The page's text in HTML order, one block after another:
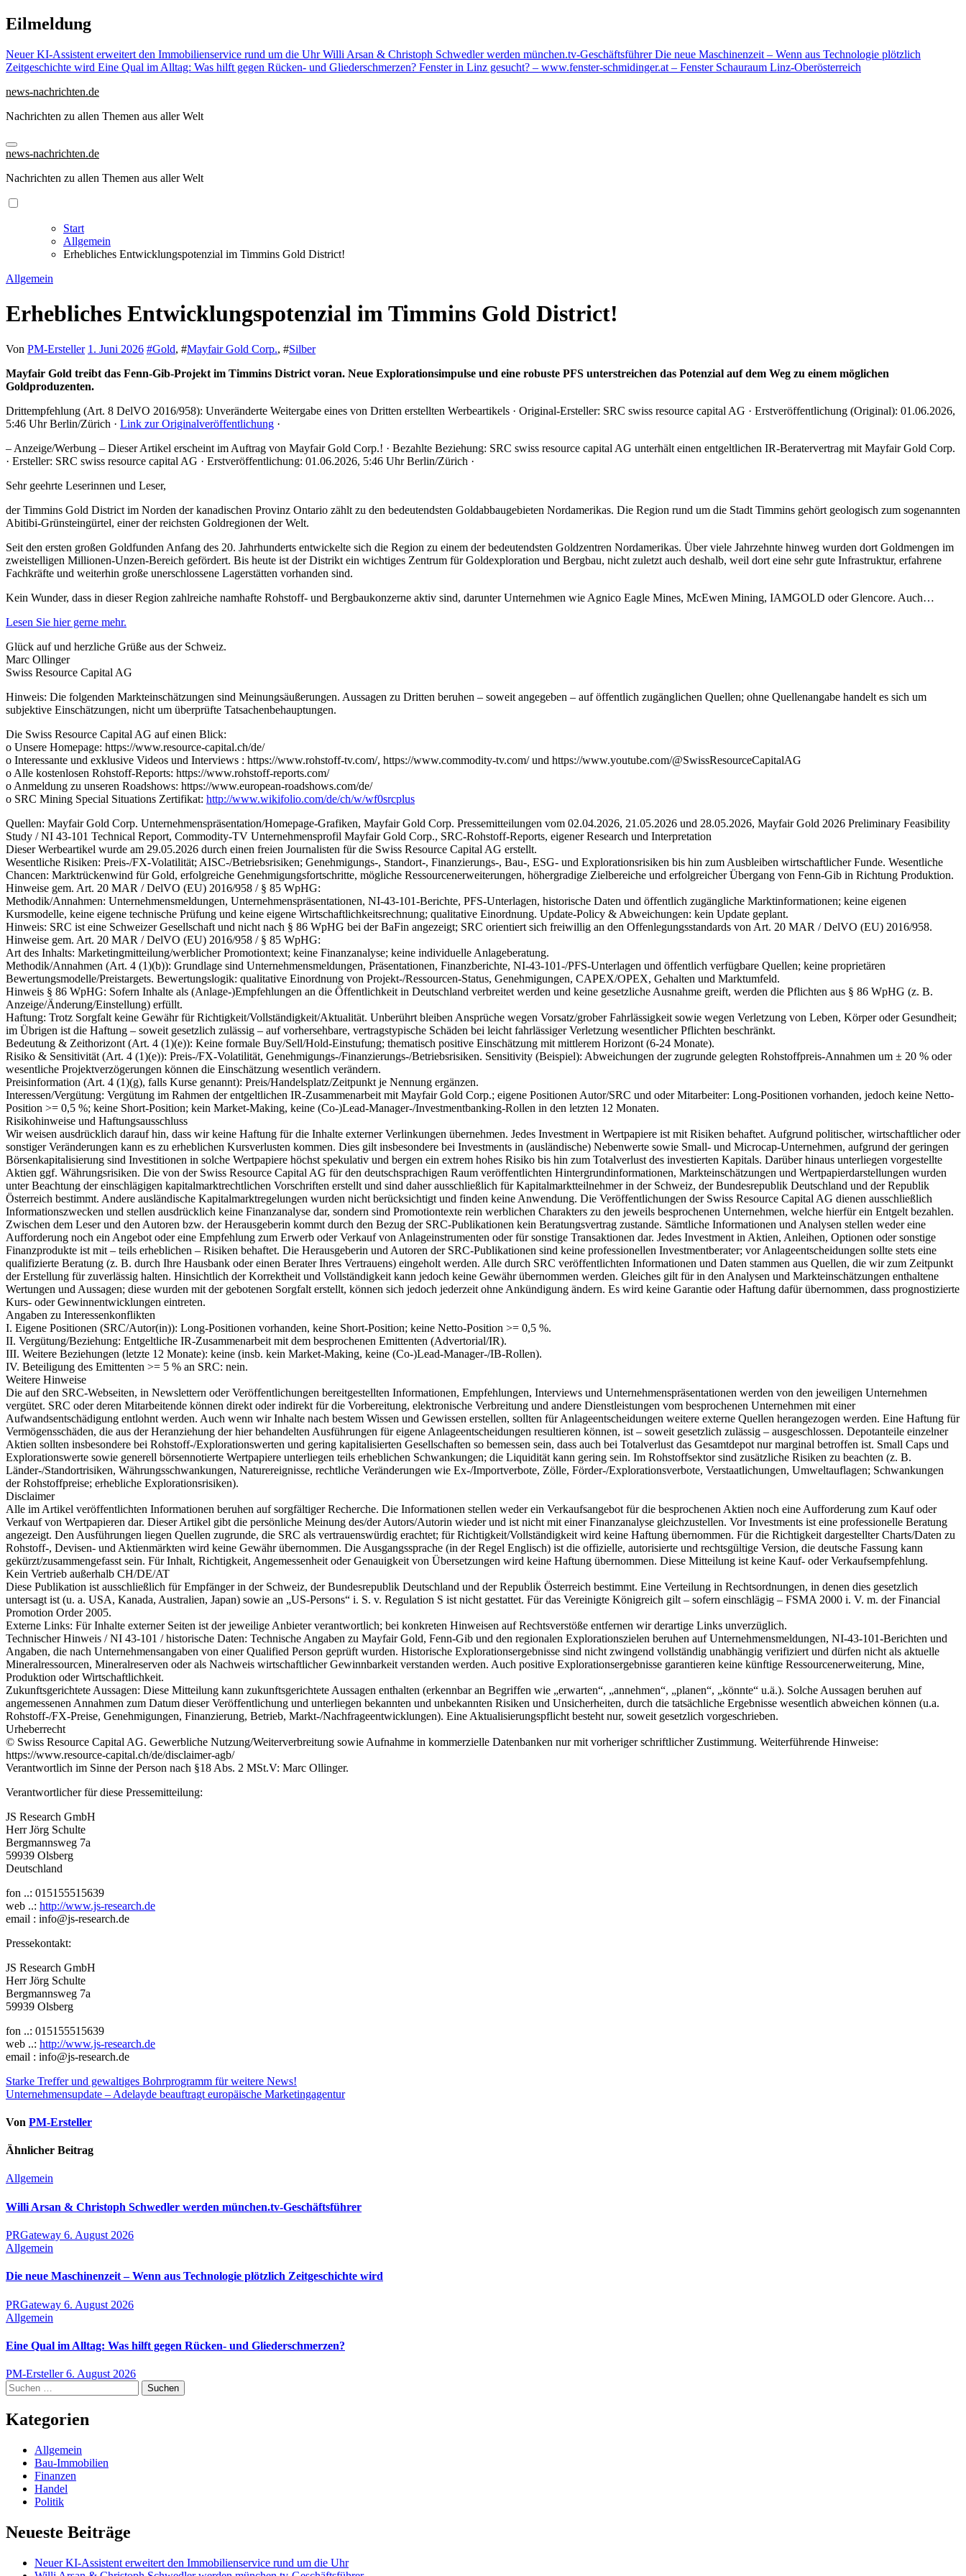
Zu
Inhalten
Eilmeldung
Neuer KI-Assistent erweitert den Immobilienservice rund um die Uhr Willi Arsan & Christoph Schwedler werden münchen.tv-Geschäftsführer Die neue Maschinenzeit – Wenn aus Technologie plötzlich
Zeitgeschichte wird Eine Qual im Alltag: Was hilft gegen Rücken- und Gliederschmerzen? Fenster in Linz gesucht? – www.fenster-schmidinger.at – Fenster Schauraum Linz-Oberösterreich
news-nachrichten.de
Nachrichten zu allen Themen aus aller Welt
news-nachrichten.de
Nachrichten zu allen Themen aus aller Welt
Start
Allgemein
Erhebliches Entwicklungspotenzial im Timmins Gold District!
Allgemein
Erhebliches Entwicklungspotenzial im Timmins Gold District!
Von PM-Ersteller 1. Juni 2026 #Gold, #Mayfair Gold Corp., #Silber
Mayfair Gold treibt das Fenn-Gib-Projekt im Timmins District voran. Neue Explorationsimpulse und eine robuste PFS unterstreichen das Potenzial auf dem Weg zu einem möglichen
Goldproduzenten.
Drittempfehlung (Art. 8 DelVO 2016/958): Unveränderte Weitergabe eines von Dritten erstellten Werbeartikels · Original-Ersteller: SRC swiss resource capital AG · Erstveröffentlichung (Original): 01.06.2026,
5:46 Uhr Berlin/Zürich · Link zur Originalveröffentlichung ·
– Anzeige/Werbung – Dieser Artikel erscheint im Auftrag von Mayfair Gold Corp.! · Bezahlte Beziehung: SRC swiss resource capital AG unterhält einen entgeltlichen IR-Beratervertrag mit Mayfair Gold Corp.
· Ersteller: SRC swiss resource capital AG · Erstveröffentlichung: 01.06.2026, 5:46 Uhr Berlin/Zürich ·
Sehr geehrte Leserinnen und Leser,
der Timmins Gold District im Norden der kanadischen Provinz Ontario zählt zu den bedeutendsten Goldabbaugebieten Nordamerikas. Die Region rund um die Stadt Timmins gehört geologisch zum sogenannten
Abitibi-Grünsteingürtel, einer der reichsten Goldregionen der Welt.
Seit den ersten großen Goldfunden Anfang des 20. Jahrhunderts entwickelte sich die Region zu einem der bedeutendsten Goldzentren Nordamerikas. Über viele Jahrzehnte hinweg wurden dort Goldmengen im
zweistelligen Millionen-Unzen-Bereich gefördert. Bis heute ist der Distrikt ein wichtiges Zentrum für Goldexploration und Bergbau, nicht zuletzt auch deshalb, weil dort eine sehr gute Infrastruktur, erfahrene
Fachkräfte und weiterhin große unerschlossene Lagerstätten vorhanden sind.
Kein Wunder, dass in dieser Region zahlreiche namhafte Rohstoff- und Bergbaukonzerne aktiv sind, darunter Unternehmen wie Agnico Eagle Mines, McEwen Mining, IAMGOLD oder Glencore. Auch…
Lesen Sie hier gerne mehr.
Glück auf und herzliche Grüße aus der Schweiz.
Marc Ollinger
Swiss Resource Capital AG
Hinweis: Die folgenden Markteinschätzungen sind Meinungsäußerungen. Aussagen zu Dritten beruhen – soweit angegeben – auf öffentlich zugänglichen Quellen; ohne Quellenangabe handelt es sich um
subjektive Einschätzungen, nicht um überprüfte Tatsachenbehauptungen.
Die Swiss Resource Capital AG auf einen Blick:
o Unsere Homepage: https://www.resource-capital.ch/de/
o Interessante und exklusive Videos und Interviews : https://www.rohstoff-tv.com/, https://www.commodity-tv.com/ und https://www.youtube.com/@SwissResourceCapitalAG
o Alle kostenlosen Rohstoff-Reports: https://www.rohstoff-reports.com/
o Anmeldung zu unseren Roadshows: https://www.european-roadshows.com/de/
o SRC Mining Special Situations Zertifikat: http://www.wikifolio.com/de/ch/w/wf0srcplus
Quellen: Mayfair Gold Corp. Unternehmenspräsentation/Homepage-Grafiken, Mayfair Gold Corp. Pressemitteilungen vom 02.04.2026, 21.05.2026 und 28.05.2026, Mayfair Gold 2026 Preliminary Feasibility
Study / NI 43-101 Technical Report, Commodity-TV Unternehmensprofil Mayfair Gold Corp., SRC-Rohstoff-Reports, eigener Research und Interpretation
Dieser Werbeartikel wurde am 29.05.2026 durch einen freien Journalisten für die Swiss Resource Capital AG erstellt.
Wesentliche Risiken: Preis-/FX-Volatilität; AISC-/Betriebsrisiken; Genehmigungs-, Standort-, Finanzierungs-, Bau-, ESG- und Explorationsrisiken bis hin zum Ausbleiben wirtschaftlicher Funde. Wesentliche
Chancen: Marktrückenwind für Gold, erfolgreiche Genehmigungsfortschritte, mögliche Ressourcenerweiterungen, höhergradige Zielbereiche und erfolgreicher Übergang von Fenn-Gib in Richtung Produktion.
Hinweise gem. Art. 20 MAR / DelVO (EU) 2016/958 / § 85 WpHG:
Methodik/Annahmen: Unternehmensmeldungen, Unternehmenspräsentationen, NI-43-101-Berichte, PFS-Unterlagen, historische Daten und öffentlich zugängliche Marktinformationen; keine eigenen
Kursmodelle, keine eigene technische Prüfung und keine eigene Wirtschaftlichkeitsrechnung; qualitative Einordnung. Update-Policy & Abweichungen: kein Update geplant.
Hinweis: SRC ist eine Schweizer Gesellschaft und nicht nach § 86 WpHG bei der BaFin angezeigt; SRC orientiert sich freiwillig an den Offenlegungsstandards von Art. 20 MAR / DelVO (EU) 2016/958.
Hinweise gem. Art. 20 MAR / DelVO (EU) 2016/958 / § 85 WpHG:
Art des Inhalts: Marketingmitteilung/werblicher Promotiontext; keine Finanzanalyse; keine individuelle Anlageberatung.
Methodik/Annahmen (Art. 4 (1)(b)): Grundlage sind Unternehmensmeldungen, Präsentationen, Finanzberichte, NI-43-101-/PFS-Unterlagen und öffentlich verfügbare Quellen; keine proprietären
Bewertungsmodelle/Preistargets. Bewertungslogik: qualitative Einordnung von Projekt-/Ressourcen-Status, Genehmigungen, CAPEX/OPEX, Gehalten und Marktumfeld.
Hinweis § 86 WpHG: Sofern Inhalte als (Anlage-)Empfehlungen an die Öffentlichkeit in Deutschland verbreitet werden und keine gesetzliche Ausnahme greift, werden die Pflichten aus § 86 WpHG (z. B.
Anzeige/Änderung/Einstellung) erfüllt.
Haftung: Trotz Sorgfalt keine Gewähr für Richtigkeit/Vollständigkeit/Aktualität. Unberührt bleiben Ansprüche wegen Vorsatz/grober Fahrlässigkeit sowie wegen Verletzung von Leben, Körper oder Gesundheit;
im Übrigen ist die Haftung – soweit gesetzlich zulässig – auf vorhersehbare, vertragstypische Schäden bei leicht fahrlässiger Verletzung wesentlicher Pflichten beschränkt.
Bedeutung & Zeithorizont (Art. 4 (1)(e)): Keine formale Buy/Sell/Hold-Einstufung; thematisch positive Einschätzung mit mittlerem Horizont (6-24 Monate).
Risiko & Sensitivität (Art. 4 (1)(e)): Preis-/FX-Volatilität, Genehmigungs-/Finanzierungs-/Betriebsrisiken. Sensitivity (Beispiel): Abweichungen der zugrunde gelegten Rohstoffpreis-Annahmen um ± 20 % oder
wesentliche Projektverzögerungen können die Einschätzung wesentlich verändern.
Preisinformation (Art. 4 (1)(g), falls Kurse genannt): Preis/Handelsplatz/Zeitpunkt je Nennung ergänzen.
Interessen/Vergütung: Vergütung im Rahmen der entgeltlichen IR-Zusammenarbeit mit Mayfair Gold Corp.; eigene Positionen Autor/SRC und oder Mitarbeiter: Long-Positionen vorhanden, jedoch keine Netto-
Position >= 0,5 %; keine Short-Position; kein Market-Making, keine (Co-)Lead-Manager-/Investmentbanking-Rollen in den letzten 12 Monaten.
Risikohinweise und Haftungsausschluss
Wir weisen ausdrücklich darauf hin, dass wir keine Haftung für die Inhalte externer Verlinkungen übernehmen. Jedes Investment in Wertpapiere ist mit Risiken behaftet. Aufgrund politischer, wirtschaftlicher oder
sonstiger Veränderungen kann es zu erheblichen Kursverlusten kommen. Dies gilt insbesondere bei Investments in (ausländische) Nebenwerte sowie Small- und Microcap-Unternehmen, aufgrund der geringen
Börsenkapitalisierung sind Investitionen in solche Wertpapiere höchst spekulativ und bergen ein extrem hohes Risiko bis hin zum Totalverlust des investierten Kapitals. Darüber hinaus unterliegen vorgestellte
Aktien ggf. Währungsrisiken. Die von der Swiss Resource Capital AG für den deutschsprachigen Raum veröffentlichten Hintergrundinformationen, Markteinschätzungen und Wertpapierdarstellungen wurden
unter Beachtung der einschlägigen kapitalmarktrechtlichen Vorschriften erstellt und sind daher ausschließlich für Kapitalmarktteilnehmer in der Schweiz, der Bundesrepublik Deutschland und der Republik
Österreich bestimmt. Andere ausländische Kapitalmarktregelungen wurden nicht berücksichtigt und finden keine Anwendung. Die Veröffentlichungen der Swiss Resource Capital AG dienen ausschließlich
Informationszwecken und stellen ausdrücklich keine Finanzanalyse dar, sondern sind Promotiontexte rein werblichen Charakters zu den jeweils besprochenen Unternehmen, welche hierfür ein Entgelt bezahlen.
Zwischen dem Leser und den Autoren bzw. der Herausgeberin kommt durch den Bezug der SRC-Publikationen kein Beratungsvertrag zustande. Sämtliche Informationen und Analysen stellen weder eine
Aufforderung noch ein Angebot oder eine Empfehlung zum Erwerb oder Verkauf von Anlageinstrumenten oder für sonstige Transaktionen dar. Jedes Investment in Aktien, Anleihen, Optionen oder sonstige
Finanzprodukte ist mit – teils erheblichen – Risiken behaftet. Die Herausgeberin und Autoren der SRC-Publikationen sind keine professionellen Investmentberater; vor Anlageentscheidungen sollte stets eine
qualifizierte Beratung (z. B. durch Ihre Hausbank oder einen Berater Ihres Vertrauens) eingeholt werden. Alle durch SRC veröffentlichten Informationen und Daten stammen aus Quellen, die wir zum Zeitpunkt
der Erstellung für zuverlässig halten. Hinsichtlich der Korrektheit und Vollständigkeit kann jedoch keine Gewähr übernommen werden. Gleiches gilt für in den Analysen und Markteinschätzungen enthaltene
Wertungen und Aussagen; diese wurden mit der gebotenen Sorgfalt erstellt, können sich jedoch jederzeit ohne Ankündigung ändern. Es wird keine Garantie oder Haftung dafür übernommen, dass prognostizierte
Kurs- oder Gewinnentwicklungen eintreten.
Angaben zu Interessenkonflikten
I. Eigene Positionen (SRC/Autor(in)): Long-Positionen vorhanden, keine Short-Position; keine Netto-Position >= 0,5 %.
II. Vergütung/Beziehung: Entgeltliche IR-Zusammenarbeit mit dem besprochenen Emittenten (Advertorial/IR).
III. Weitere Beziehungen (letzte 12 Monate): keine (insb. kein Market-Making, keine (Co-)Lead-Manager-/IB-Rollen).
IV. Beteiligung des Emittenten >= 5 % an SRC: nein.
Weitere Hinweise
Die auf den SRC-Webseiten, in Newslettern oder Veröffentlichungen bereitgestellten Informationen, Empfehlungen, Interviews und Unternehmenspräsentationen werden von den jeweiligen Unternehmen
vergütet. SRC oder deren Mitarbeitende können direkt oder indirekt für die Vorbereitung, elektronische Verbreitung und andere Dienstleistungen vom besprochenen Unternehmen mit einer
Aufwandsentschädigung entlohnt werden. Auch wenn wir Inhalte nach bestem Wissen und Gewissen erstellen, sollten für Anlageentscheidungen weitere externe Quellen herangezogen werden. Eine Haftung für
Vermögensschäden, die aus der Heranziehung der hier behandelten Ausführungen für eigene Anlageentscheidungen resultieren können, ist – soweit gesetzlich zulässig – ausgeschlossen. Depotanteile einzelner
Aktien sollten insbesondere bei Rohstoff-/Explorationswerten und gering kapitalisierten Gesellschaften so bemessen sein, dass auch bei Totalverlust das Gesamtdepot nur marginal betroffen ist. Small Caps und
Explorationswerte sowie generell börsennotierte Wertpapiere unterliegen teils erheblichen Schwankungen; die Liquidität kann gering sein. Im Rohstoffsektor sind zusätzliche Risiken zu beachten (z. B.
Länder-/Standortrisiken, Währungsschwankungen, Naturereignisse, rechtliche Veränderungen wie Ex-/Importverbote, Zölle, Förder-/Explorationsverbote, Verstaatlichungen, Umweltauflagen; Schwankungen
der Rohstoffpreise; erhebliche Explorationsrisiken).
Disclaimer
Alle im Artikel veröffentlichten Informationen beruhen auf sorgfältiger Recherche. Die Informationen stellen weder ein Verkaufsangebot für die besprochenen Aktien noch eine Aufforderung zum Kauf oder
Verkauf von Wertpapieren dar. Dieser Artikel gibt die persönliche Meinung des/der Autors/Autorin wieder und ist nicht mit einer Finanzanalyse gleichzustellen. Vor Investments ist eine professionelle Beratung
angezeigt. Den Ausführungen liegen Quellen zugrunde, die SRC als vertrauenswürdig erachtet; für Richtigkeit/Vollständigkeit wird keine Haftung übernommen. Für die Richtigkeit dargestellter Charts/Daten zu
Rohstoff-, Devisen- und Aktienmärkten wird keine Gewähr übernommen. Die Ausgangssprache (in der Regel Englisch) ist die offizielle, autorisierte und rechtsgültige Version, die deutsche Fassung kann
gekürzt/zusammengefasst sein. Für Inhalt, Richtigkeit, Angemessenheit oder Genauigkeit von Übersetzungen wird keine Haftung übernommen. Diese Mitteilung ist keine Kauf- oder Verkaufsempfehlung.
Kein Vertrieb außerhalb CH/DE/AT
Diese Publikation ist ausschließlich für Empfänger in der Schweiz, der Bundesrepublik Deutschland und der Republik Österreich bestimmt. Eine Verteilung in Rechtsordnungen, in denen dies gesetzlich
untersagt ist (u. a. USA, Kanada, Australien, Japan) sowie an „US-Persons“ i. S. v. Regulation S ist nicht gestattet. Für das Vereinigte Königreich gilt – sofern einschlägig – FSMA 2000 i. V. m. der Financial
Promotion Order 2005.
Externe Links: Für Inhalte externer Seiten ist der jeweilige Anbieter verantwortlich; bei konkreten Hinweisen auf Rechtsverstöße entfernen wir derartige Links unverzüglich.
Technischer Hinweis / NI 43-101 / historische Daten: Technische Angaben zu Mayfair Gold, Fenn-Gib und den regionalen Explorationszielen beruhen auf Unternehmensmeldungen, NI-43-101-Berichten und
Angaben, die nach Unternehmensangaben von einer Qualified Person geprüft wurden. Historische Explorationsergebnisse sind nicht zwingend vollständig unabhängig verifiziert und dürfen nicht als aktuelle
Mineralressourcen, Mineralreserven oder als Nachweis wirtschaftlicher Gewinnbarkeit verstanden werden. Auch positive Explorationsergebnisse garantieren keine künftige Ressourcenerweiterung, Mine,
Produktion oder Wirtschaftlichkeit.
Zukunftsgerichtete Aussagen: Diese Mitteilung kann zukunftsgerichtete Aussagen enthalten (erkennbar an Begriffen wie „erwarten“, „annehmen“, „planen“, „könnte“ u.ä.). Solche Aussagen beruhen auf
angemessenen Annahmen zum Datum dieser Veröffentlichung und unterliegen bekannten und unbekannten Risiken und Unsicherheiten, durch die tatsächliche Ergebnisse wesentlich abweichen können (u.a.
Rohstoff-/FX-Preise, Genehmigungen, Finanzierung, Betrieb, Markt-/Nachfrageentwicklungen). Eine Aktualisierungspflicht besteht nur, soweit gesetzlich vorgeschrieben.
Urheberrecht
© Swiss Resource Capital AG. Gewerbliche Nutzung/Weiterverbreitung sowie Aufnahme in kommerzielle Datenbanken nur mit vorheriger schriftlicher Zustimmung. Weiterführende Hinweise:
https://www.resource-capital.ch/de/disclaimer-agb/
Verantwortlich im Sinne der Person nach §18 Abs. 2 MSt.V: Marc Ollinger.
Verantwortlicher für diese Pressemitteilung:
JS Research GmbH
Herr Jörg Schulte
Bergmannsweg 7a
59939 Olsberg
Deutschland
fon ..: 015155515639
web ..: http://www.js-research.de
email : info@js-research.de
Pressekontakt:
JS Research GmbH
Herr Jörg Schulte
Bergmannsweg 7a
59939 Olsberg
fon ..: 015155515639
web ..: http://www.js-research.de
email : info@js-research.de
Beitragsnavigation
Starke Treffer und gewaltiges Bohrprogramm für weitere News!
Unternehmensupdate – Adelayde beauftragt europäische Marketingagentur
Von PM-Ersteller
Ähnlicher Beitrag
Allgemein
Willi Arsan & Christoph Schwedler werden münchen.tv-Geschäftsführer
PRGateway 6. August 2026
Allgemein
Die neue Maschinenzeit – Wenn aus Technologie plötzlich Zeitgeschichte wird
PRGateway 6. August 2026
Allgemein
Eine Qual im Alltag: Was hilft gegen Rücken- und Gliederschmerzen?
PM-Ersteller6. August 2026
Suchen
nach:
Kategorien
Allgemein
Bau-Immobilien
Finanzen
Handel
Politik
Neueste Beiträge
Neuer KI-Assistent erweitert den Immobilienservice rund um die Uhr